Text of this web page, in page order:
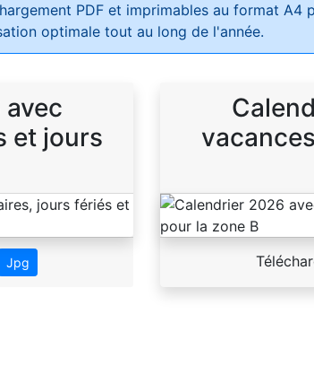
PDF et imprimables au format A4
optimale tout au long de l'année.
et jours
Jpg